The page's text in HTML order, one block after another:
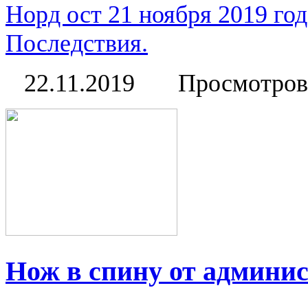
Норд ост 21 ноября 2019
Последствия.
22.11.2019
Нож в спину от